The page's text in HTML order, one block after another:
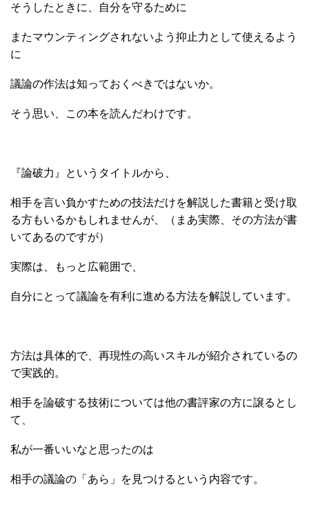
そうしたときに、自分を守るために
またマウンティングされないよう抑止力として使えるよう
に
議論の作法は知っておくべきではないか。
そう思い、この本を読んだわけです。
『論破力』というタイトルから、
相手を言い負かすための技法だけを解説した書籍と受け取
る方もいるかもしれませんが、（まあ実際、その方法が書
いてあるのですが）
実際は、もっと広範囲で、
自分にとって議論を有利に進める方法を解説しています。
方法は具体的で、再現性の高いスキルが紹介されているの
で実践的。
相手を論破する技術については他の書評家の方に譲るとし
て、
私が一番いいなと思ったのは
相手の議論の「あら」を見つけるという内容です。